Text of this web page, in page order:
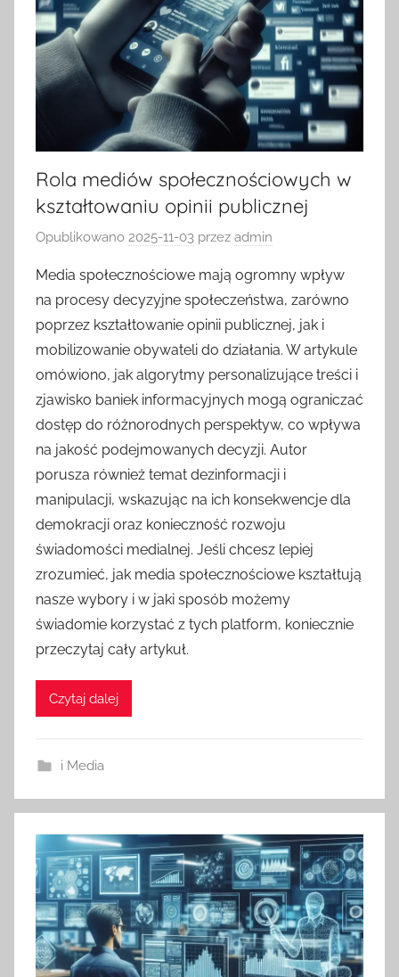
Rola mediów społecznościowych w
kształtowaniu opinii publicznej
Opublikowano 2025-11-03 przez admin
Media społecznościowe mają ogromny wpływ
na procesy decyzyjne społeczeństwa, zarówno
poprzez kształtowanie opinii publicznej, jak i
mobilizowanie obywateli do działania. W artykule
omówiono, jak algorytmy personalizujące treści i
zjawisko baniek informacyjnych mogą ograniczać
dostęp do różnorodnych perspektyw, co wpływa
na jakość podejmowanych decyzji. Autor
porusza również temat dezinformacji i
manipulacji, wskazując na ich konsekwencje dla
demokracji oraz konieczność rozwoju
świadomości medialnej. Jeśli chcesz lepiej
zrozumieć, jak media społecznościowe kształtują
nasze wybory i w jaki sposób możemy
świadomie korzystać z tych platform, koniecznie
przeczytaj cały artykuł.
Czytaj dalej
i Media